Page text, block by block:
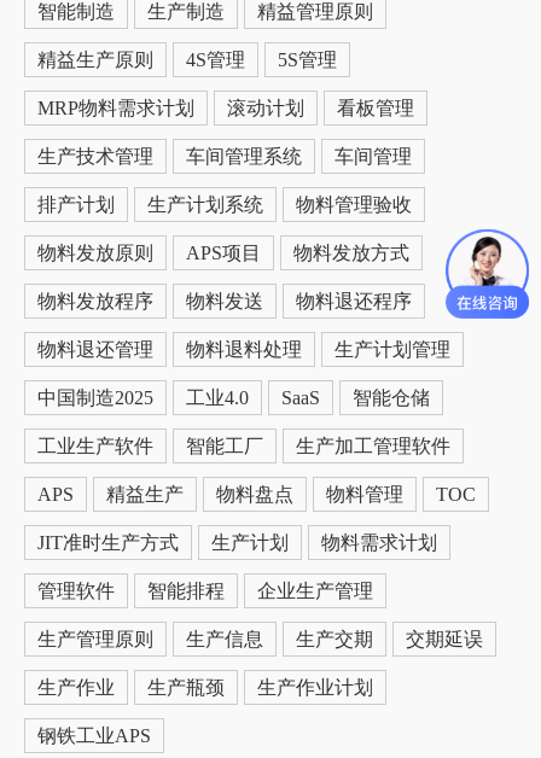
智能制造 生产制造 精益管理原则
精益生产原则 4S管理 5S管理
MRP物料需求计划 滚动计划 看板管理
生产技术管理 车间管理系统 车间管理
排产计划 生产计划系统 物料管理验收
物料发放原则 APS项目 物料发放方式
物料发放程序 物料发送 物料退还程序
物料退还管理 物料退料处理 生产计划管理
中国制造2025 工业4.0 SaaS 智能仓储
工业生产软件 智能工厂 生产加工管理软件
APS 精益生产 物料盘点 物料管理 TOC
JIT准时生产方式 生产计划 物料需求计划
管理软件 智能排程 企业生产管理
生产管理原则 生产信息 生产交期 交期延误
生产作业 生产瓶颈 生产作业计划
钢铁工业APS